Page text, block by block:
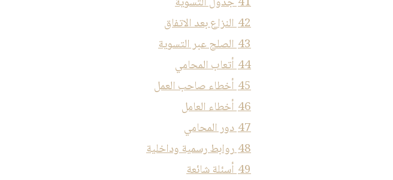
42النزاع بعد الاتفاق
43الصلح عبر التسوية
44أتعاب المحامي
45أخطاء صاحب العمل
46أخطاء العامل
47دور المحامي
48روابط رسمية وداخلية
49أسئلة شائعة